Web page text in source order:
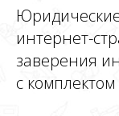
интернет-
заверения
с